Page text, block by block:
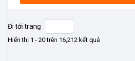
Hiển thị 1 - 20 trên 16,212 kết quả
Đi tới trang